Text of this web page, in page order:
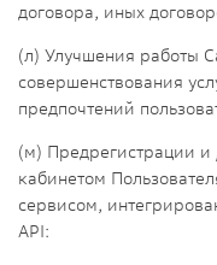
договора, иных
(л) Улучшения работы
совершенствования
предпочтений
(м) Предрегистрации
кабинетом
сервисом,
API: